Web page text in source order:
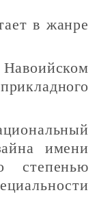
в жанре
имени
степенью